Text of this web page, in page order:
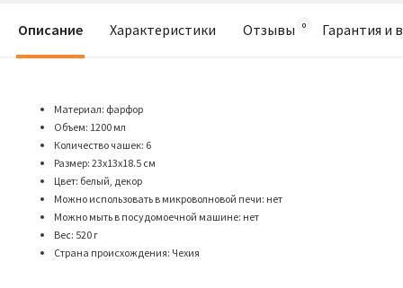
Описание Характеристики Отзывы Гарантия и
Материал: фарфор
Объем: 1200 мл
Количество чашек: 6
Размер: 23х13х18.5 см
Цвет: белый, декор
Можно использовать в микроволновой печи: нет
Можно мыть в посудомоечной машине: нет
Вес: 520 г
Страна происхождения: Чехия